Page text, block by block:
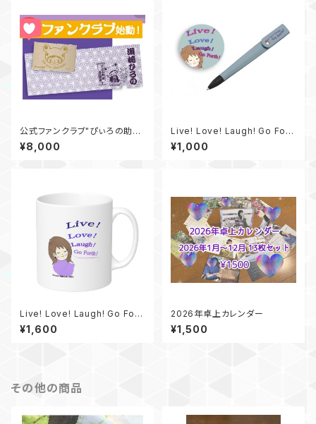
公式ファンクラブ"ぴぃろの助
座"
¥8,000
Live! Love! Laugh! Go Fort
h! マグネット＆ボールペン
¥1,000
Live! Love! Laugh! Go Fort
h!マグカップ
¥1,600
2026年卓上カレンダー
¥1,500
その他の商品